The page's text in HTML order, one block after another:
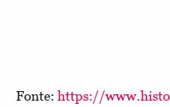
Fonte: https://